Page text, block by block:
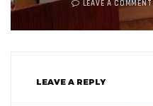
LEAVE A COMMENT
LEAVE A REPLY